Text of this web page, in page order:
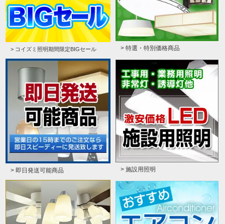
> コイズミ照明期間限定BIGセール > 特選・特別価格商品
> 即日発送可能商品 > 施設用照明